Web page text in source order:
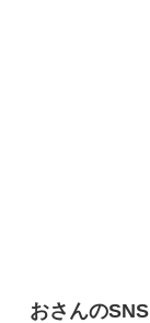
おさんのSNS